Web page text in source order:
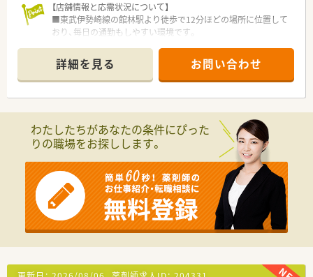
【店舗情報と応需状況について】
■東武伊勢崎線の館林駅より徒歩で12分ほどの場所に位置して
おり、毎日の通勤もしやすい環境です。
程度応需している調剤薬局です。
■現在は常勤の薬剤師が1名と非常勤の薬剤師が1名在籍してお
り、協力して業務を行っています。
■群馬県を中心に東京や神奈川などの首都圏エリアにて、合計
39店舗を展開している安定企業です。
■調剤薬局の運営以外にも不動産やホテル事業などを手がけて
■今後もM&Aなどを通じて店舗網の拡大を計画しており、成長
性と将来性を兼ね備えた法人です。
【求人情報について】
■希少な土日祝休みでありながら18時終業という好条件のた
め、プライベートを重視できます。
■これまでの経験等を考慮して年収500万円から600万円の提示
■転居を伴う転勤は発生しないため、慣れ親しんだ地域で腰を据
詳細を見る お問い合わせ
わたしたちがあなたの条件にぴった
りの職場をお探しします。